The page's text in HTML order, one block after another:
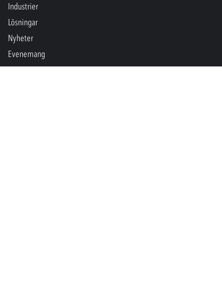
Industrier
Lösningar
Nyheter
Evenemang